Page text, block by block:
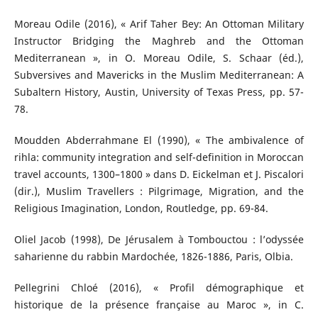
Moreau Odile (2016), « Arif Taher Bey: An Ottoman Military
Instructor Bridging the Maghreb and the Ottoman
Mediterranean », in O. Moreau Odile, S. Schaar (éd.),
Subversives and Mavericks in the Muslim Mediterranean: A
Subaltern History, Austin, University of Texas Press, pp. 57-
78.
Moudden Abderrahmane El (1990), « The ambivalence of
rihla: community integration and self-definition in Moroccan
travel accounts, 1300–1800 » dans D. Eickelman et J. Piscalori
(dir.), Muslim Travellers : Pilgrimage, Migration, and the
Religious Imagination, London, Routledge, pp. 69-84.
Oliel Jacob (1998), De Jérusalem à Tombouctou : l’odyssée
saharienne du rabbin Mardochée, 1826-1886, Paris, Olbia.
Pellegrini Chloé (2016), « Profil démographique et
historique de la présence française au Maroc », in C.